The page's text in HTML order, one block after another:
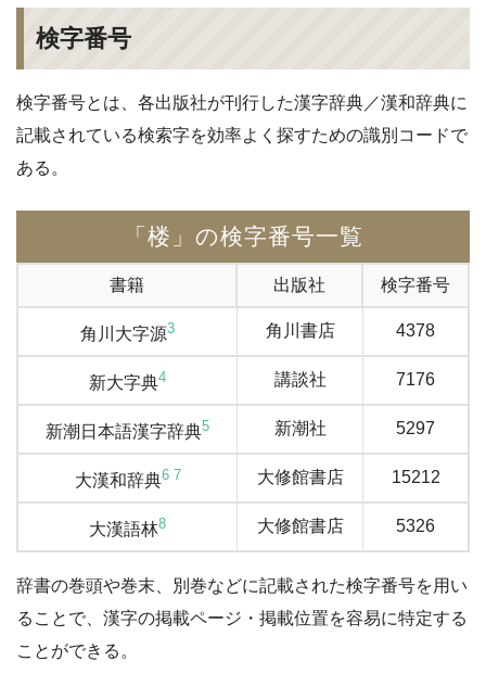
検字番号
検字番号とは、各出版社が刊行した漢字辞典／漢和辞典に
記載されている検索字を効率よく探すための識別コードで
ある。
「楼」の検字番号一覧
書籍 出版社 検字番号
角川大字源3 角川書店 4378
新大字典4 講談社 7176
新潮日本語漢字辞典5 新潮社 5297
大漢和辞典6 7 大修館書店 15212
大漢語林8 大修館書店 5326
辞書の巻頭や巻末、別巻などに記載された検字番号を用い
ることで、漢字の掲載ページ・掲載位置を容易に特定する
ことができる。